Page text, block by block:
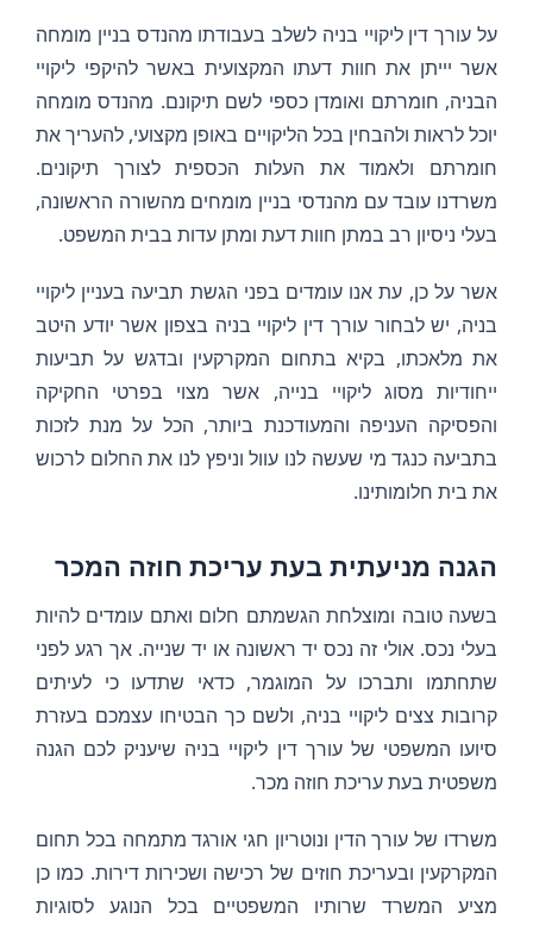
על עורך דין ליקויי בניה לשלב בעבודתו מהנדס בניין מומחה
אשר יייתן את חוות דעתו המקצועית באשר להיקפי ליקויי
הבניה, חומרתם ואומדן כספי לשם תיקונם. מהנדס מומחה
יוכל לראות ולהבחין בכל הליקויים באופן מקצועי, להעריך את
חומרתם ולאמוד את העלות הכספית לצורך תיקונים.
משרדנו עובד עם מהנדסי בניין מומחים מהשורה הראשונה,
בעלי ניסיון רב במתן חוות דעת ומתן עדות בבית המשפט.
אשר על כן, עת אנו עומדים בפני הגשת תביעה בעניין ליקויי
בניה, יש לבחור עורך דין ליקויי בניה בצפון אשר יודע היטב
את מלאכתו, בקיא בתחום המקרקעין ובדגש על תביעות
ייחודיות מסוג ליקויי בנייה, אשר מצוי בפרטי החקיקה
והפסיקה העניפה והמעודכנת ביותר, הכל על מנת לזכות
בתביעה כנגד מי שעשה לנו עוול וניפץ לנו את החלום לרכוש
את בית חלומותינו.
הגנה מניעתית בעת עריכת חוזה המכר
בשעה טובה ומוצלחת הגשמתם חלום ואתם עומדים להיות
בעלי נכס. אולי זה נכס יד ראשונה או יד שנייה. אך רגע לפני
שתחתמו ותברכו על המוגמר, כדאי שתדעו כי לעיתים
קרובות צצים ליקויי בניה, ולשם כך הבטיחו עצמכם בעזרת
סיועו המשפטי של עורך דין ליקויי בניה שיעניק לכם הגנה
משפטית בעת עריכת חוזה מכר.
משרדו של עורך הדין ונוטריון חגי אורגד מתמחה בכל תחום
המקרקעין ובעריכת חוזים של רכישה ושכירות דירות. כמו כן
מציע המשרד שרותיו המשפטיים בכל הנוגע לסוגיות